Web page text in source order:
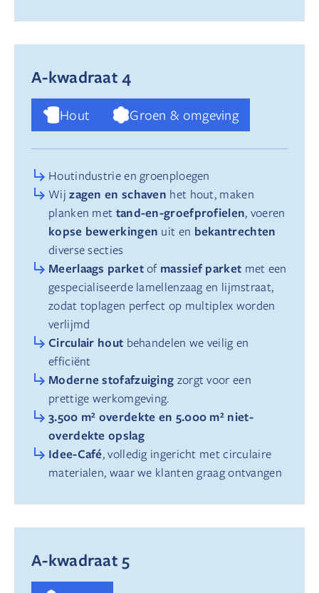
A-kwadraat 4
Hout Groen & omgeving
Houtindustrie en groenploegen
Wijzagen en schaven het hout, maken
planken met tand-en-groefprofielen, voeren
kopse bewerkingen uit en bekantrechten
diverse secties
Meerlaags parketof massief parket met een
gespecialiseerde lamellenzaag en lijmstraat,
zodat toplagen perfect op multiplex worden
verlijmd
Circulair hout behandelen we veilig en
efficiënt
Moderne stofafzuiging zorgt voor een
prettige werkomgeving.
3.500 m² overdekte en 5.000 m² niet-
overdekte opslag
Idee-Café, volledig ingericht met circulaire
materialen, waar we klanten graag ontvangen
A-kwadraat 5